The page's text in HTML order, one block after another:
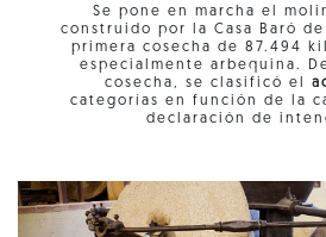
Se pone en marcha el
construido por la Casa Baró
primera cosecha de 87.494
especialmente arbequina.
cosecha, se clasificó el
categorías en función de la
declaración de